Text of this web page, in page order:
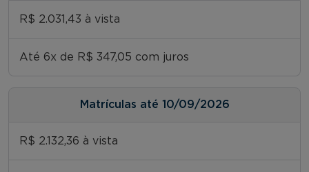
R$ 2.031,43 à vista
Até 6x de R$ 347,05 com juros
Matrículas até 10/09/2026
R$ 2.132,36 à vista